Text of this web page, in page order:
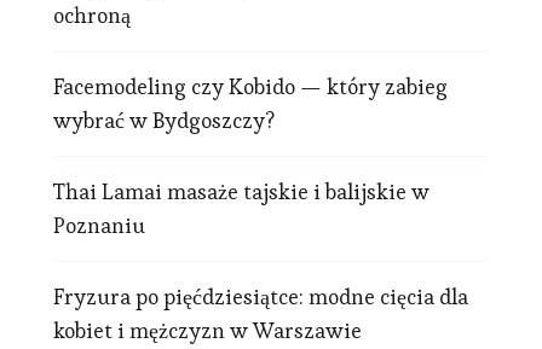
ochroną
Facemodeling czy Kobido — który zabieg
wybrać w Bydgoszczy?
Thai Lamai masaże tajskie i balijskie w
Poznaniu
Fryzura po pięćdziesiątce: modne cięcia dla
kobiet i mężczyzn w Warszawie